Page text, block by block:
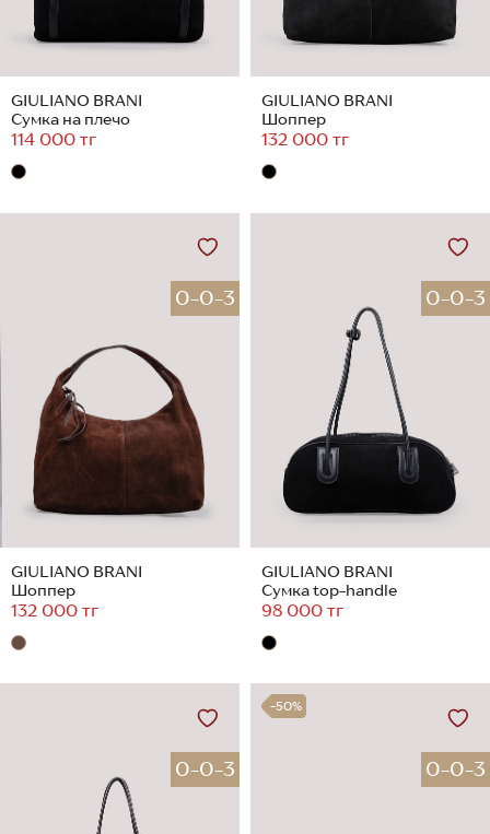
GIULIANO BRANI
Сумка на плечо
114 000 тг
GIULIANO BRANI
Шоппер
132 000 тг
0-0-3
GIULIANO BRANI
Шоппер
132 000 тг
0-0-3
GIULIANO BRANI
Сумка top-handle
98 000 тг
0-0-3
-50%
0-0-3